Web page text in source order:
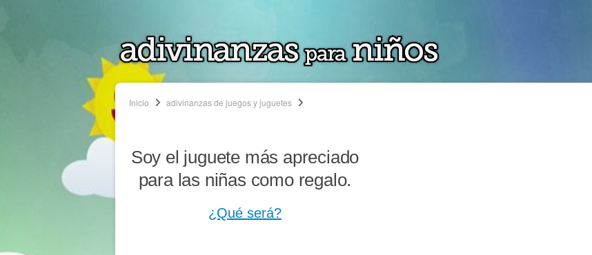
Inicio adivinanzas de juegos y juguetes
Soy el juguete más apreciado
para las niñas como regalo.
¿Qué será?